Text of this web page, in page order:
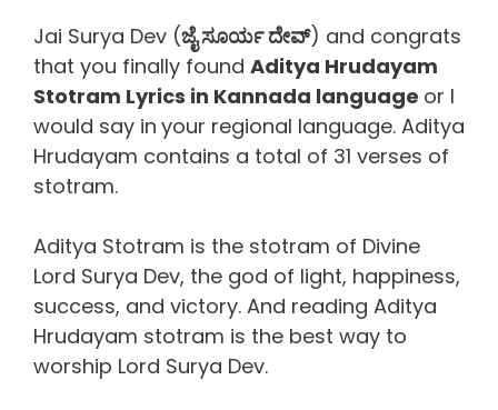
Jai Surya Dev (ಜೈ ಸೂರ್ಯ ದೇವ್) and congrats
that you finally found Aditya Hrudayam
Stotram Lyrics in Kannada language or I
would say in your regional language. Aditya
Hrudayam contains a total of 31 verses of
stotram.
Aditya Stotram is the stotram of Divine
Lord Surya Dev, the god of light, happiness,
success, and victory. And reading Aditya
Hrudayam stotram is the best way to
worship Lord Surya Dev.